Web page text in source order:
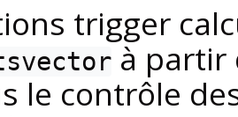
trigger
à partir
le contrôle